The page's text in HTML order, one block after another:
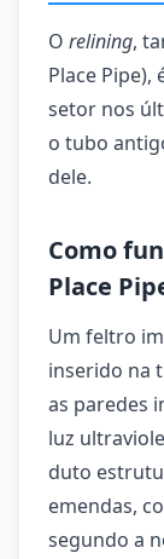
O relining,
Place
setor nos
o tubo
dele.
Como
Place
Um feltro
inserido na
as paredes
luz
duto
emendas,
segundo a